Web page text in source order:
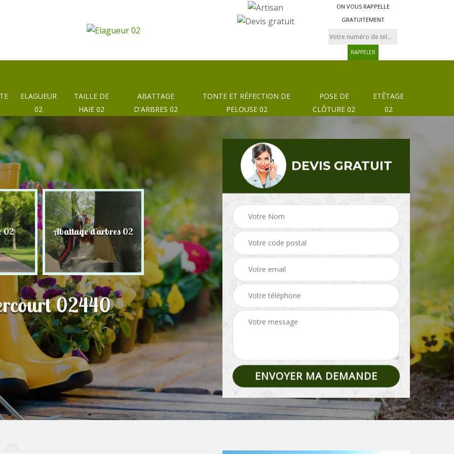
ON VOUS RAPPELLE
GRATUITEMENT
ELAGUEUR
02
TAILLE DE
HAIE 02
ABATTAGE
D'ARBRES 02
TONTE ET RÉFECTION DE
PELOUSE 02
POSE DE
CLÔTURE 02
ETÊTAGE
02
02 Abattage d'arbres 02 Taille de haie 02 Pose de clôture et Etêtage 02
02440
DEVIS GRATUIT